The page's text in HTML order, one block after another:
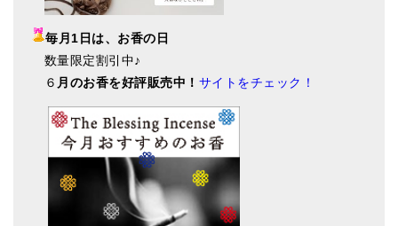
毎月1日は、お香の日
数量限定割引中♪
６ 月のお香を好評販売中！ サイトをチェック！